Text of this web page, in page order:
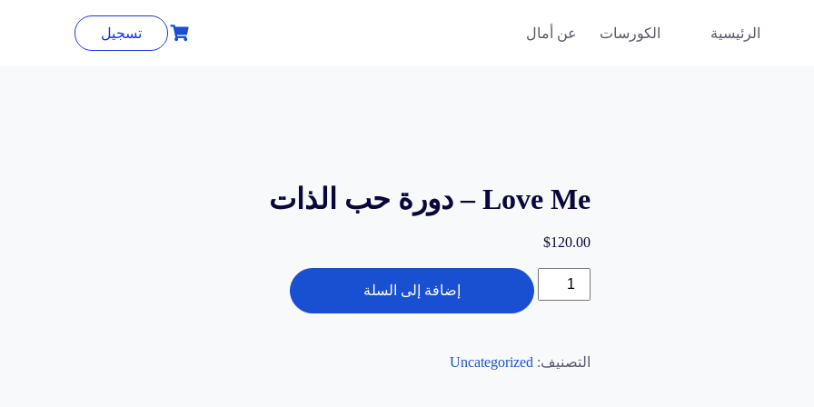
الرئيسية الكورسات عن أمال تسجيل
Love Me – دورة حب الذات
$120.00
كمية
Love
-
إضافة إلى السلة
التصنيف: Uncategorized